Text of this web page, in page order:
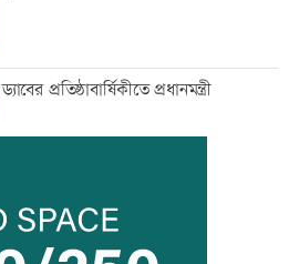
ড্যাবের প্রতিষ্ঠাবার্ষিকীতে প্রধানমন্ত্রী
ট্রাম্পের বিলাসী ’বলরুম প্রকল্প’ আটকে
দিলেন আদালত